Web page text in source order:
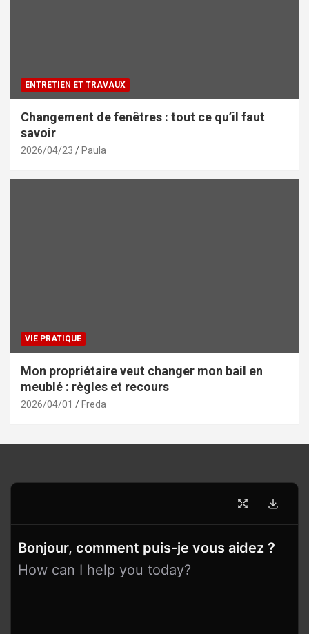
ENTRETIEN ET TRAVAUX
Changement de fenêtres : tout ce qu’il faut
savoir
2026/04/23 Paula
VIE PRATIQUE
Mon propriétaire veut changer mon bail en
meublé : règles et recours
2026/04/01 Freda
Bonjour, comment puis-je vous aidez ?
How can I help you today?